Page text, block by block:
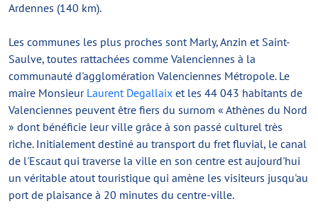
Ardennes (140 km).
Les communes les plus proches sont Marly, Anzin et Saint-
Saulve, toutes rattachées comme Valenciennes à la
communauté d'agglomération Valenciennes Métropole. Le
maire Monsieur Laurent Degallaix et les 44 043 habitants de
Valenciennes peuvent être fiers du surnom « Athènes du Nord
» dont bénéficie leur ville grâce à son passé culturel très
riche. Initialement destiné au transport du fret fluvial, le canal
de l'Escaut qui traverse la ville en son centre est aujourd'hui
un véritable atout touristique qui amène les visiteurs jusqu'au
port de plaisance à 20 minutes du centre-ville.